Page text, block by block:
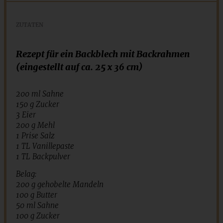
Rezept für ein Backblech mit Backrahmen
(eingestellt auf ca. 25 x 36 cm)
200 ml Sahne
150 g Zucker
3 Eier
200 g Mehl
1 Prise Salz
1 TL Vanillepaste
1 TL Backpulver
Belag:
200 g gehobelte Mandeln
100 g Butter
50 ml Sahne
100 g Zucker